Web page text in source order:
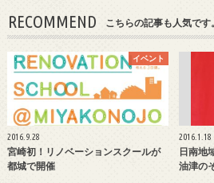
RECOMMEND こちらの記事も人気です。
イベント
2016.9.28
宮崎初！リノベーションスクールが
都城で開催
2016.1.18
日南地
油津の